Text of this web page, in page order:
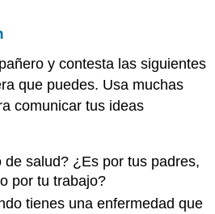
y contesta las siguientes
que puedes. Usa muchas
comunicar tus ideas
de salud? ¿Es por tus padres,
por tu trabajo?
tienes una enfermedad que